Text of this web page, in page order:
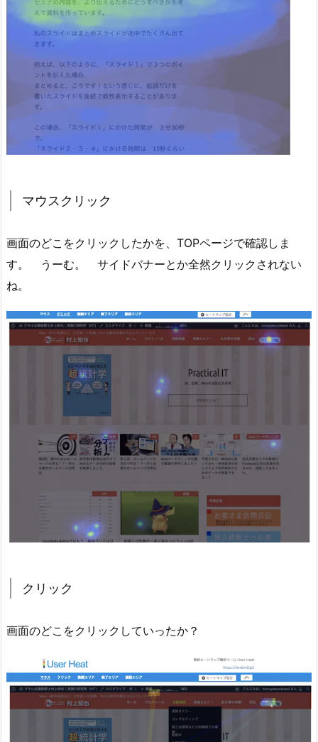
マウスクリック
画面のどこをクリックしたかを、TOPページで確認しま
す。 うーむ。 サイドバナーとか全然クリックされない
ね。
クリック
画面のどこをクリックしていったか？